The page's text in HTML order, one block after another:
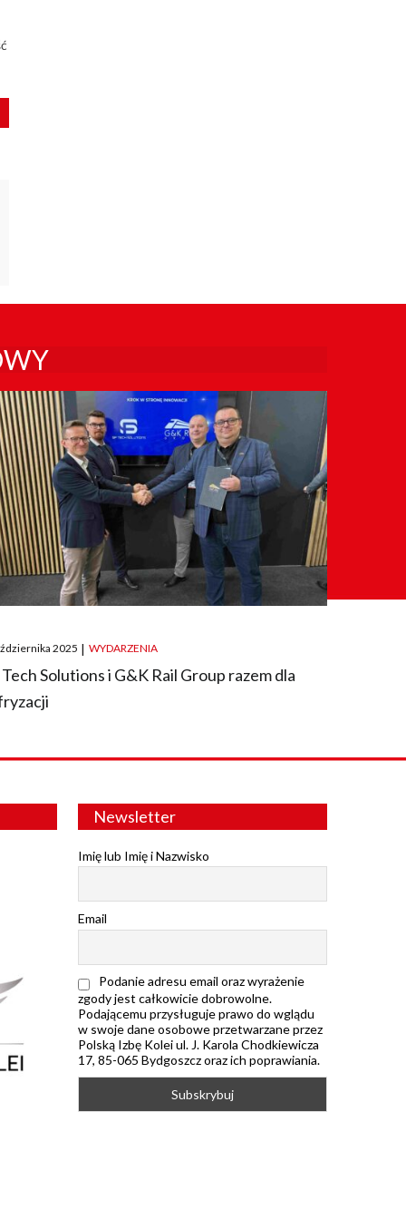
2025 | WYDARZENIA
Tech Solutions i G&K Rail Group razem dla
Newsletter
Imię lub Imię i Nazwisko
Email
Podanie adresu email oraz wyrażenie
zgody jest całkowicie dobrowolne.
Podającemu przysługuje prawo do wglądu
w swoje dane osobowe przetwarzane przez
Polską Izbę Kolei ul. J. Karola Chodkiewicza
17, 85-065 Bydgoszcz oraz ich poprawiania.